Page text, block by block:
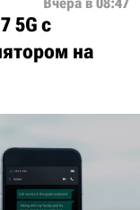
5G с
на